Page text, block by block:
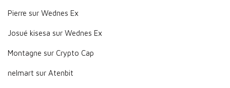
Pierre sur Wednes Ex
Josué kisesa sur Wednes Ex
Montagne sur Crypto Cap
nelmart sur Atenbit